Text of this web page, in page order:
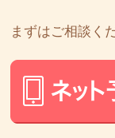
まずはご相談く